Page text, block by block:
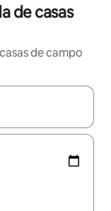
de casas
de campo
explore-os